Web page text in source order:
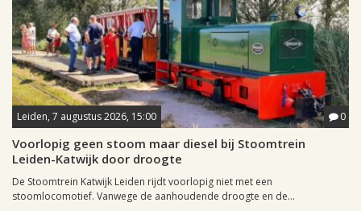
Leiden, 7 augustus 2026, 15:00 0
Voorlopig geen stoom maar diesel bij Stoomtrein
Leiden-Katwijk door droogte
De Stoomtrein Katwijk Leiden rijdt voorlopig niet met een
stoomlocomotief. Vanwege de aanhoudende droogte en de...